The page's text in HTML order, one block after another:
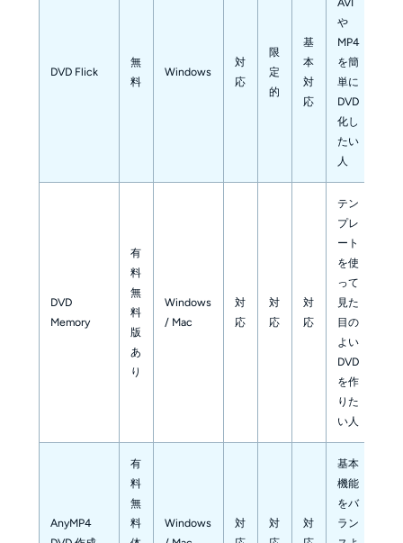
DVD Flick
無
料
Windows
対
応
限
定
的
基
本
対
応
や
MP4
を簡
単に
DVD
化し
たい
人
DVD
Memory
有
料
無
料
版
あ
り
Windows
/ Mac
対
応
対
応
対
応
テン
プレ
ート
を使
って
見た
目の
よい
DVD
を作
りた
い人
AnyMP4
有
料
無
料
Windows
対
対
対
基本
機能
をバ
ラン